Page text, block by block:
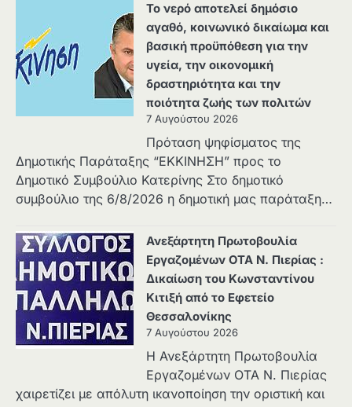
Το νερό αποτελεί δημόσιο
αγαθό, κοινωνικό δικαίωμα και
βασική προϋπόθεση για την
υγεία, την οικονομική
δραστηριότητα και την
ποιότητα ζωής των πολιτών
7 Αυγούστου 2026
Πρόταση ψηφίσματος της
Δημοτικής Παράταξης “ΕΚΚΙΝΗΣΗ” προς το
Δημοτικό Συμβούλιο Κατερίνης Στο δημοτικό
συμβούλιο της 6/8/2026 η δημοτική μας παράταξη…
Ανεξάρτητη Πρωτοβουλία
Εργαζομένων ΟΤΑ Ν. Πιερίας :
Δικαίωση του Κωνσταντίνου
Κιτιξή από το Εφετείο
Θεσσαλονίκης
7 Αυγούστου 2026
Η Ανεξάρτητη Πρωτοβουλία
Εργαζομένων ΟΤΑ Ν. Πιερίας
χαιρετίζει με απόλυτη ικανοποίηση την οριστική και